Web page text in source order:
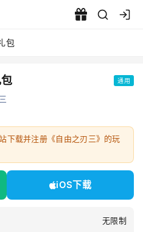
包 - 小茂爱手游
包
通用
下载并注册《自由之刃三》的玩
iOS下载
无限制